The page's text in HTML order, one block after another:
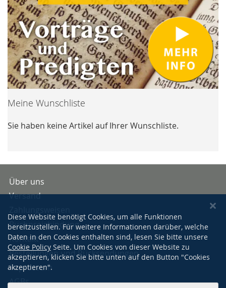
Meine Wunschliste
Sie haben keine Artikel auf Ihrer Wunschliste.
Über uns
Versand
Buchpreisbindung
Kontakt
Bestellungen und Rücksendungen
Impressum
AGBs
Diese Website benötigt Cookies, um alle Funktionen
bereitzustellen. Für weitere Informationen darüber, welche
Daten in den Cookies enthalten sind, lesen Sie bitte unsere
Cookie Policy Seite. Um Cookies von dieser Website zu
akzeptieren, klicken Sie bitte unten auf den Button "Cookies
akzeptieren".